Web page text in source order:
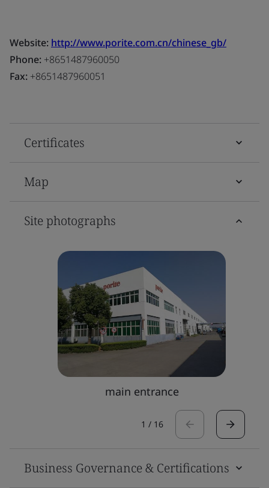
Website: http://www.porite.com.cn/chinese_gb/
Phone: +8651487960050
Fax: +8651487960051
Certificates
Map
Site photographs
main entrance
1 / 16
Business Governance & Certifications